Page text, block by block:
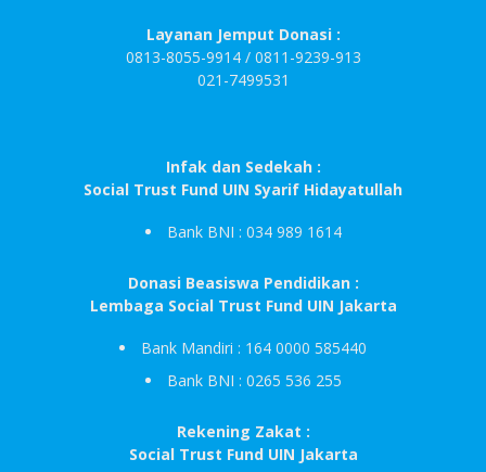
Layanan Jemput Donasi :
0813-8055-9914 / 0811-9239-913
021-7499531
Infak dan Sedekah :
Social Trust Fund UIN Syarif Hidayatullah
Bank BNI : 034 989 1614
Donasi Beasiswa Pendidikan :
Lembaga Social Trust Fund UIN Jakarta
Bank Mandiri : 164 0000 585440
Bank BNI : 0265 536 255
Rekening Zakat :
Social Trust Fund UIN Jakarta